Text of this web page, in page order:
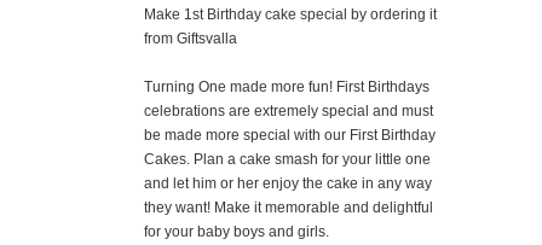
Make 1st Birthday cake special by ordering it
from Giftsvalla
Turning One made more fun! First Birthdays
celebrations are extremely special and must
be made more special with our First Birthday
Cakes. Plan a cake smash for your little one
and let him or her enjoy the cake in any way
they want! Make it memorable and delightful
for your baby boys and girls.